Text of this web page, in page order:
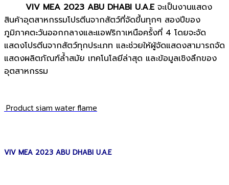
VIV MEA 2023 ABU DHABI U.A.E จะเป็นงานแสดง
สินค้าอุตสาหกรรมโปรตีนจากสัตว์ที่จัดขึ้นทุกๆ สองปีของ
ภูมิภาคตะวันออกกลางและแอฟริกาเหนือครั้งที่ 4 โดยจะจัด
แสดงโปรตีนจากสัตว์ทุกประเภท และช่วยให้ผู้จัดแสดงสามารถจัด
แสดงผลิตภัณฑ์ล้ำสมัย เทคโนโลยีล่าสุด และข้อมูลเชิงลึกของ
อุตสาหกรรม
Product siam water flame
VIV MEA 2023 ABU DHABI U.A.E